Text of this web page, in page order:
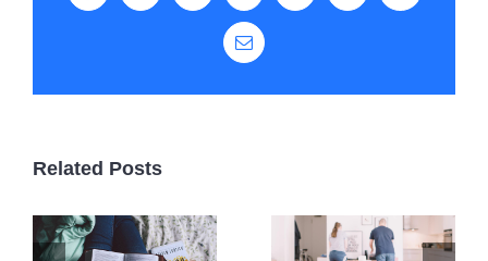
Email
Related Posts